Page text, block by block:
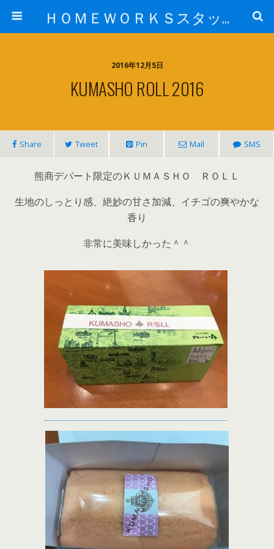
ＨＯＭＥＷＯＲＫＳスタッフ日記ブログ
2016年12月5日
KUMASHO ROLL 2016
Share Tweet Pin Mail SMS
熊商デパート限定のＫＵＭＡＳＨＯ ＲＯＬＬ
生地のしっとり感、絶妙の甘さ加減、イチゴの爽やかな
香り
非常に美味しかった＾＾